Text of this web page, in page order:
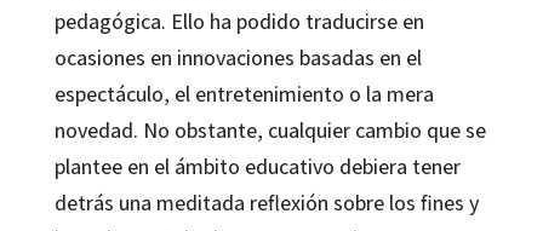
pedagógica. Ello ha podido traducirse en
ocasiones en innovaciones basadas en el
espectáculo, el entretenimiento o la mera
novedad. No obstante, cualquier cambio que se
plantee en el ámbito educativo debiera tener
detrás una meditada reflexión sobre los fines y